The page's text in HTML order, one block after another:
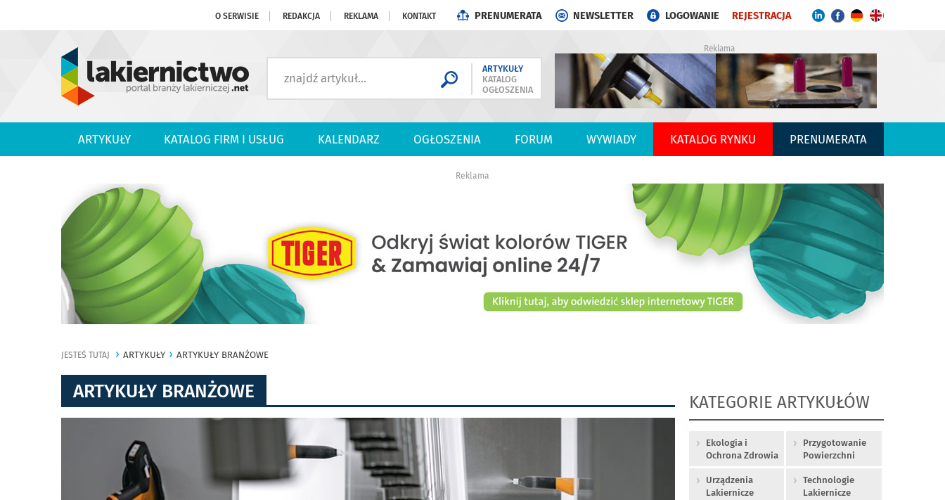
O SERWISIE REDAKCJA REKLAMA KONTAKT PRENUMERATA NEWSLETTER LOGOWANIE REJESTRACJA
ARTYKUŁY
KATALOG
OGŁOSZENIA
Reklama
ARTYKUŁY KATALOG FIRM I USŁUG KALENDARZ OGŁOSZENIA FORUM WYWIADY KATALOG RYNKU PRENUMERATA
Reklama
JESTEŚ TUTAJ ARTYKUŁY ARTYKUŁY BRANŻOWE
ARTYKUŁY BRANŻOWE KATEGORIE ARTYKUŁÓW
Ekologia i
Ochrona Zdrowia
Przygotowanie
Powierzchni
Urządzenia
Lakiernicze
Technologie
Lakiernicze